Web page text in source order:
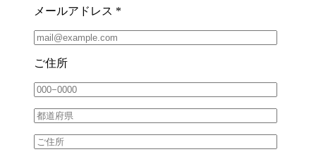
メールアドレス *
ご住所